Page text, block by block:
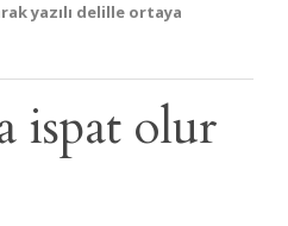
yazılı delille ortaya
ispat olur